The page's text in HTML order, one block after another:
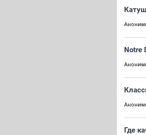
Notre
Где